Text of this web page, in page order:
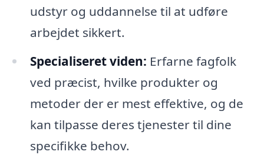
udstyr og uddannelse til at udføre
arbejdet sikkert.
Specialiseret viden: Erfarne fagfolk
ved præcist, hvilke produkter og
metoder der er mest effektive, og de
kan tilpasse deres tjenester til dine
specifikke behov.